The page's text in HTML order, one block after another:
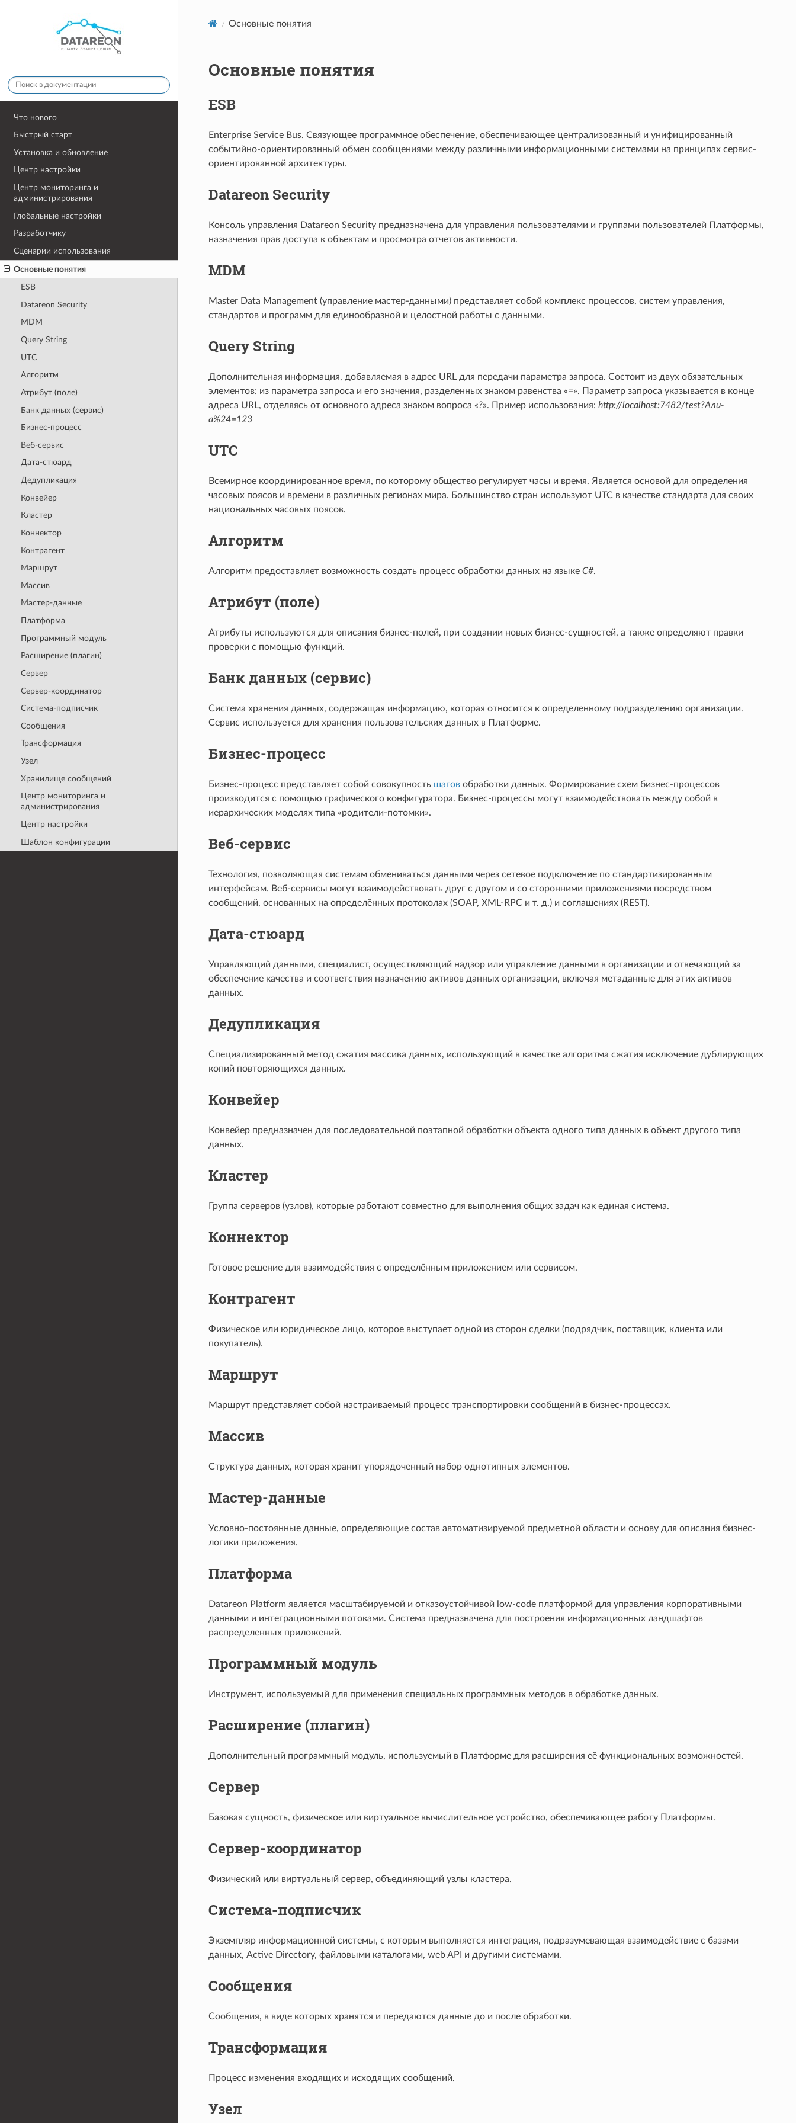
Что нового
Быстрый старт
Установка и обновление
Центр настройки
Центр мониторинга и
администрирования
Глобальные настройки
Разработчику
Сценарии использования
Основные понятия
ESB
Datareon Security
MDM
Query String
UTC
Алгоритм
Атрибут (поле)
Банк данных (сервис)
Бизнес-процесс
Веб-сервис
Дата-стюард
Дедупликация
Конвейер
Кластер
Коннектор
Контрагент
Маршрут
Массив
Мастер-данные
Платформа
Программный модуль
Расширение (плагин)
Сервер
Сервер-координатор
Система-подписчик
Сообщения
Трансформация
Узел
Хранилище сообщений
Центр мониторинга и
администрирования
Центр настройки
Шаблон конфигурации
Основные понятия
Основные понятия
ESB
Enterprise Service Bus. Связующее программное обеспечение, обеспечивающее централизованный и унифицированный
событийно-ориентированный обмен сообщениями между различными информационными системами на принципах сервис-
ориентированной архитектуры.
Datareon Security
Консоль управления Datareon Security предназначена для управления пользователями и группами пользователей Платформы,
назначения прав доступа к объектам и просмотра отчетов активности.
MDM
Master Data Management (управление мастер-данными) представляет собой комплекс процессов, систем управления,
стандартов и программ для единообразной и целостной работы с данными.
Query String
Дополнительная информация, добавляемая в адрес URL для передачи параметра запроса. Состоит из двух обязательных
элементов: из параметра запроса и его значения, разделенных знаком равенства «=». Параметр запроса указывается в конце
адреса URL, отделяясь от основного адреса знаком вопроса «?». Пример использования: http://localhost:7482/test?Али-
а%24=123
UTC
Всемирное координированное время, по которому общество регулирует часы и время. Является основой для определения
часовых поясов и времени в различных регионах мира. Большинство стран используют UTC в качестве стандарта для своих
национальных часовых поясов.
Алгоритм
Алгоритм предоставляет возможность создать процесс обработки данных на языке C#.
Атрибут (поле)
Атрибуты используются для описания бизнес-полей, при создании новых бизнес-сущностей, а также определяют правки
проверки с помощью функций.
Банк данных (сервис)
Система хранения данных, содержащая информацию, которая относится к определенному подразделению организации.
Сервис используется для хранения пользовательских данных в Платформе.
Бизнес-процесс
Бизнес-процесс представляет собой совокупность шаговобработки данных. Формирование схем бизнес-процессов
производится с помощью графического конфигуратора. Бизнес-процессы могут взаимодействовать между собой в
иерархических моделях типа «родители-потомки».
Веб-сервис
Технология, позволяющая системам обмениваться данными через сетевое подключение по стандартизированным
интерфейсам. Веб-сервисы могут взаимодействовать друг с другом и со сторонними приложениями посредством
сообщений, основанных на определённых протоколах (SOAP, XML-RPC и т. д.) и соглашениях (REST).
Дата-стюард
Управляющий данными, специалист, осуществляющий надзор или управление данными в организации и отвечающий за
обеспечение качества и соответствия назначению активов данных организации, включая метаданные для этих активов
данных.
Дедупликация
Специализированный метод сжатия массива данных, использующий в качестве алгоритма сжатия исключение дублирующих
копий повторяющихся данных.
Конвейер
Конвейер предназначен для последовательной поэтапной обработки объекта одного типа данных в объект другого типа
данных.
Кластер
Группа серверов (узлов), которые работают совместно для выполнения общих задач как единая система.
Коннектор
Готовое решение для взаимодействия с определённым приложением или сервисом.
Контрагент
Физическое или юридическое лицо, которое выступает одной из сторон сделки (подрядчик, поставщик, клиента или
покупатель).
Маршрут
Маршрут представляет собой настраиваемый процесс транспортировки сообщений в бизнес-процессах.
Массив
Структура данных, которая хранит упорядоченный набор однотипных элементов.
Мастер-данные
Условно-постоянные данные, определяющие состав автоматизируемой предметной области и основу для описания бизнес-
логики приложения.
Платформа
Datareon Platform является масштабируемой и отказоустойчивой low-code платформой для управления корпоративными
данными и интеграционными потоками. Система предназначена для построения информационных ландшафтов
распределенных приложений.
Программный модуль
Инструмент, используемый для применения специальных программных методов в обработке данных.
Расширение (плагин)
Дополнительный программный модуль, используемый в Платформе для расширения её функциональных возможностей.
Сервер
Базовая сущность, физическое или виртуальное вычислительное устройство, обеспечивающее работу Платформы.
Сервер-координатор
Физический или виртуальный сервер, объединяющий узлы кластера.
Система-подписчик
Экземпляр информационной системы, с которым выполняется интеграция, подразумевающая взаимодействие с базами
данных, Active Directory, файловыми каталогами, web API и другими системами.
Сообщения
Сообщения, в виде которых хранятся и передаются данные до и после обработки.
Трансформация
Процесс изменения входящих и исходящих сообщений.
Узел